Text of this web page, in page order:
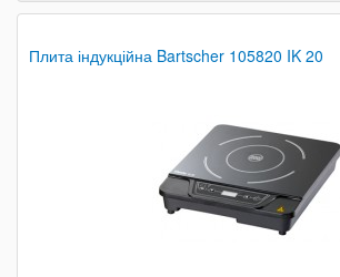
Плита індукційна Bartscher 105820 IK 20